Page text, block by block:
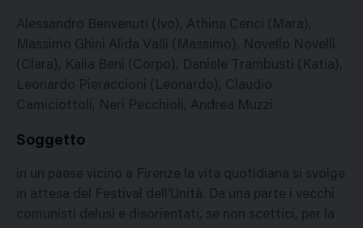
Alessandro Benvenuti (Ivo), Athina Cenci (Mara),
Massimo Ghini Alida Valli (Massimo), Novello Novelli
(Clara), Kalia Beni (Corpo), Daniele Trambusti (Katia),
Leonardo Pieraccioni (Leonardo), Claudio
Camiciottoli, Neri Pecchioli, Andrea Muzzi
Soggetto
in un paese vicino a Firenze la vita quotidiana si svolge
in attesa del Festival dell'Unità. Da una parte i vecchi
comunisti delusi e disorientati, se non scettici, per la